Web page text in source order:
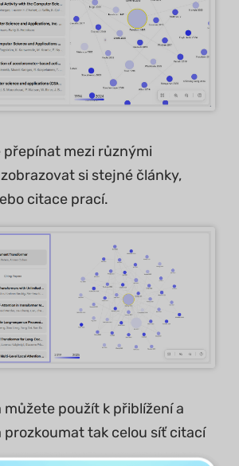
přepínat mezi různými
si stejné články,
citace prací.
můžete použít k přiblížení a
prozkoumat tak celou síť citací